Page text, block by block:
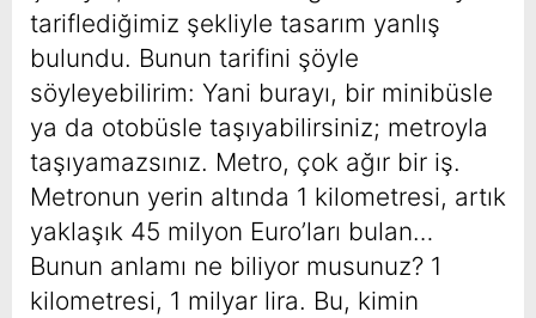
tariflediğimiz şekliyle tasarım yanlış
bulundu. Bunun tarifini şöyle
söyleyebilirim: Yani burayı, bir minibüsle
ya da otobüsle taşıyabilirsiniz; metroyla
taşıyamazsınız. Metro, çok ağır bir iş.
Metronun yerin altında 1 kilometresi, artık
yaklaşık 45 milyon Euro’ları bulan…
Bunun anlamı ne biliyor musunuz? 1
kilometresi, 1 milyar lira. Bu, kimin